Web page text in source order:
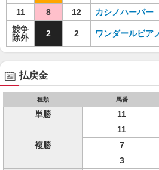
11
8 12 カシノハーバー
競争
除外
2 2 ワンダールビア
払戻金
種類 馬番
単勝 11
複勝
11
7
3